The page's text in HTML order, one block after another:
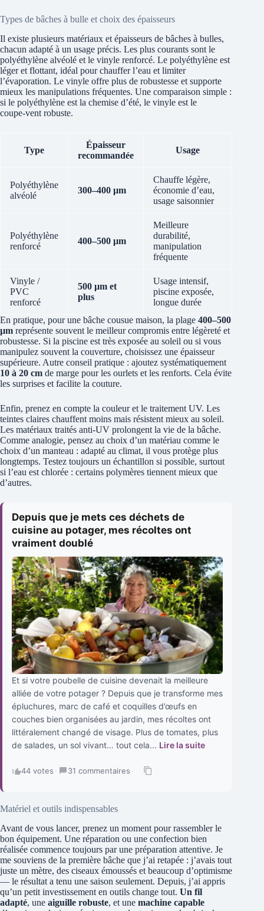
Types de bâches à bulle et choix des épaisseurs
Il existe plusieurs matériaux et épaisseurs de bâches à bulles,
chacun adapté à un usage précis. Les plus courants sont le
polyéthylène alvéolé et le vinyle renforcé. Le polyéthylène est
léger et flottant, idéal pour chauffer l’eau et limiter
l’évaporation. Le vinyle offre plus de robustesse et supporte
mieux les manipulations fréquentes. Une comparaison simple :
si le polyéthylène est la chemise d’été, le vinyle est le
coupe‑vent robuste.
Type
Épaisseur
recommandée
Usage
Polyéthylène
alvéolé
300–400 µm
Chauffe légère,
économie d’eau,
usage saisonnier
Polyéthylène
renforcé
400–500 µm
Meilleure
durabilité,
manipulation
fréquente
Vinyle /
PVC
renforcé
500 µm et
plus
Usage intensif,
piscine exposée,
longue durée
En pratique, pour une bâche cousue maison, la plage 400–500
µm représente souvent le meilleur compromis entre légèreté et
robustesse. Si la piscine est très exposée au soleil ou si vous
manipulez souvent la couverture, choisissez une épaisseur
supérieure. Autre conseil pratique : ajoutez systématiquement
10 à 20 cm de marge pour les ourlets et les renforts. Cela évite
les surprises et facilite la couture.
Enfin, prenez en compte la couleur et le traitement UV. Les
teintes claires chauffent moins mais résistent mieux au soleil.
Les matériaux traités anti‑UV prolongent la vie de la bâche.
Comme analogie, pensez au choix d’un matériau comme le
choix d’un manteau : adapté au climat, il vous protège plus
longtemps. Testez toujours un échantillon si possible, surtout
si l’eau est chlorée : certains polymères tiennent mieux que
d’autres.
Depuis que je mets ces déchets de
cuisine au potager, mes récoltes ont
vraiment doublé
Et si votre poubelle de cuisine devenait la meilleure
alliée de votre potager ? Depuis que je transforme mes
épluchures, marc de café et coquilles d’œufs en
couches bien organisées au jardin, mes récoltes ont
littéralement changé de visage. Plus de tomates, plus
de salades, un sol vivant… tout cela... Lire la suite
44 votes · 31 commentaires ·
Matériel et outils indispensables
Avant de vous lancer, prenez un moment pour rassembler le
bon équipement. Une réparation ou une confection bien
réalisée commence toujours par une préparation attentive. Je
me souviens de la première bâche que j’ai retapée : j’avais tout
juste un mètre, des ciseaux émoussés et beaucoup d’optimisme
— le résultat a tenu une saison seulement. Depuis, j’ai appris
qu’un petit investissement en outils change tout. Un fil
adapté, une aiguille robuste, et une machine capable